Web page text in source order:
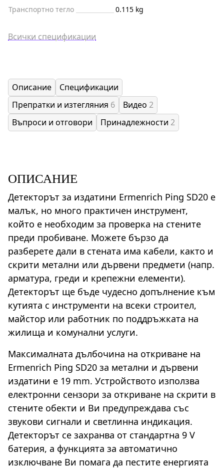
Транспортно тегло 0.115 kg
Всички спецификации
Описание
Спецификации
Препратки и изтегляния 6 Видео 2
Въпроси и отговори
Принадлежности 2
ОПИСАНИЕ
Детекторът за издатини Ermenrich Ping SD20 е
малък, но много практичен инструмент,
който е необходим за проверка на стените
преди пробиване. Можете бързо да
разберете дали в стената има кабели, както и
скрити метални или дървени предмети (напр.
арматура, греди и крепежни елементи).
Детекторът ще бъде чудесно допълнение към
кутията с инструменти на всеки строител,
майстор или работник по поддръжката на
жилища и комунални услуги.
Максималната дълбочина на откриване на
Ermenrich Ping SD20 за метални и дървени
издатини е 19 mm. Устройството използва
електронни сензори за откриване на скрити в
стените обекти и Ви предупреждава със
звукови сигнали и светлинна индикация.
Детекторът се захранва от стандартна 9 V
батерия, а функцията за автоматично
изключване Ви помага да пестите енергията